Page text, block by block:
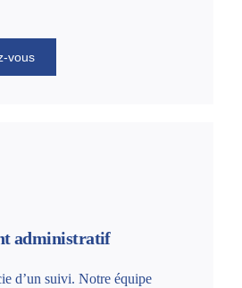
vous
administratif
d’un suivi. Notre équipe